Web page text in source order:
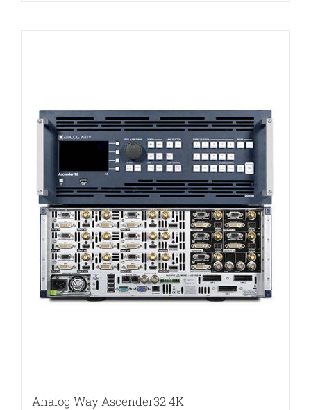
Analog Way Ascender32 4K